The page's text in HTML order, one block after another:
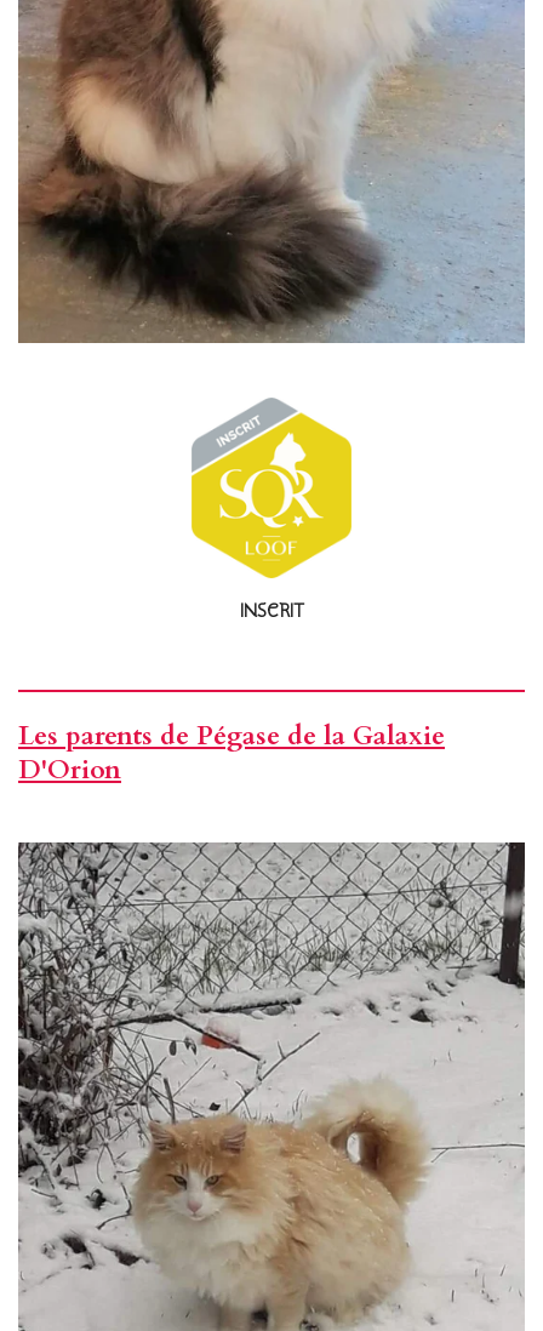
INSCRIT
Les parents de Pégase de la Galaxie
D'Orion